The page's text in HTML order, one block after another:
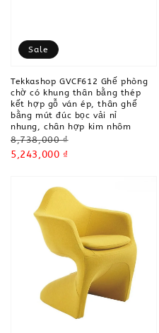
Sale
Tekkashop GVCF612 Ghế phòng
chờ có khung thân bằng thép
kết hợp gỗ ván ép, thân ghế
bằng mút đúc bọc vải nỉ
nhung, chân hợp kim nhôm
Regular
price
8,738,000 ₫
Sale
5,243,000 ₫